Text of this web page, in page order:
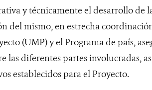
y técnicamente el desarrollo de
del mismo, en estrecha
(UMP) y el Programa de país,
diferentes partes involucradas,
establecidos para el Proyecto.